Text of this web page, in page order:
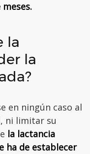
la
la
en ningún caso al
ni limitar su
la lactancia
ha de establecer